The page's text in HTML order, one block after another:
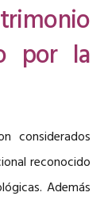
por la
considerados
reconocido
Además